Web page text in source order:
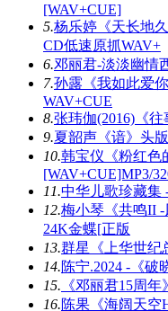
[WAV+CUE]
5.杨乐婷《天长地
CD低速原抓WAV+
6.邓丽君-淡淡幽情
7.孙露《我如此爱
WAV+CUE
8.张玮伽(2016)《
9.夏韶声《谙》头
10.韩宝仪《粉红色
[WAV+CUE]MP3/
11.中华儿歌珍藏集
12.梅小琴《共鸣II -
24K金蝶[正版
13.群星《上华世纪
14.陈宁.2024 -《破
15. 《邓丽君15周
16.陈果《海阔天空